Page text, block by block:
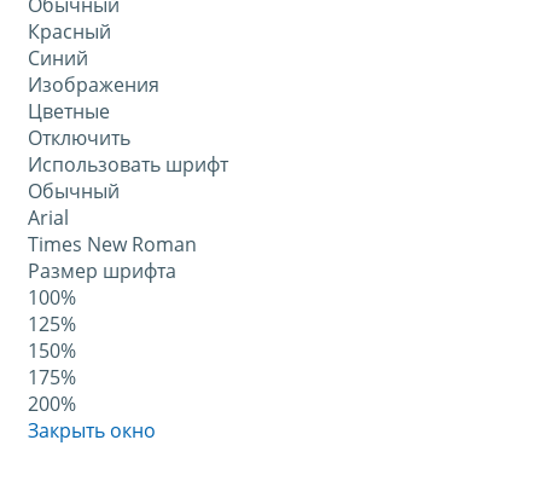
Красный
Синий
Изображения
Цветные
Отключить
Использовать шрифт
Обычный
Arial
Times New Roman
Размер шрифта
100%
125%
150%
175%
200%
Закрыть окно